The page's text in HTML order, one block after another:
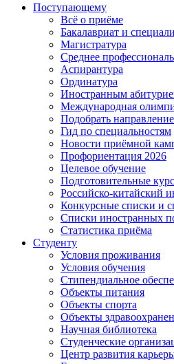
Поступающему
Всё о приёме
Бакалавриат и
Магистратура
Среднее
Аспирантура
Ординатура
Иностранным
Международная
Подобрать
Гид по специальностям
Новости приёмной
Профориентация 2026
Целевое обучение
Подготовительные
Российско-китайский
Конкурсные списки и
Списки иностранных
Статистика приёма
Студенту
Условия проживания
Условия обучения
Стипендиальное
Объекты питания
Объекты спорта
Объекты
Научная библиотека
Студенческие
Центр развития